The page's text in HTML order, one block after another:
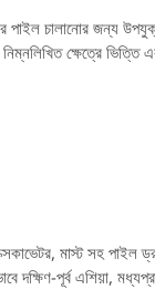
পাইল চালানোর জন্য
ক্ষেত্রে
মাস্ট সহ পাইল
দক্ষিণ-পূর্ব এশিয়া,